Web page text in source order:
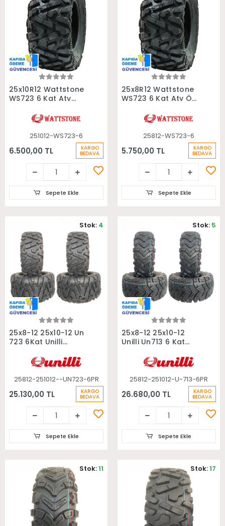
Sepete Ekle
25x10R12 Wattstone
WS723 6 Kat Atv
251012-WS723-6
6.500,00 TL KARGO
BEDAVA
Sepete Ekle
Sepete Ekle
25x8R12 Wattstone
WS723 6 Kat Atv Ön
25812-WS723-6
5.750,00 TL KARGO
BEDAVA
Sepete Ekle
Sepete Ekle
25x8-12 25x10-12 Un
723 6Kat Unilli
Lastiği
25812-251012--UN723-6PR
25.130,00 TL KARGO
BEDAVA
Stok: 4
Sepete Ekle
Sepete Ekle
25x8-12 25x10-12
Unilli Un713 6 Kat
25812-251012-U-713-6PR
26.680,00 TL KARGO
BEDAVA
Stok: 5
Sepete Ekle
Stok:11 Stok:17